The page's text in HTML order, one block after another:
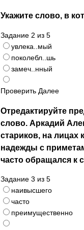
Укажите слово, в
Задание 2 из 5
увлека..мый
поколебл..шь
замеч..нный
Проверить Далее
Отредактируйте
слово. Аркадий
стариков, на лицах
надежды с
часто обращался к
Задание 3 из 5
наивысшего
часто
преимущественно